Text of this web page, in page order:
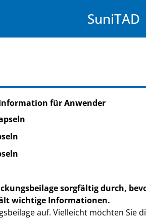
SuniTAD
für Anwender
sorgfältig durch,
wichtige Informationen.
auf. Vielleicht möchten Sie